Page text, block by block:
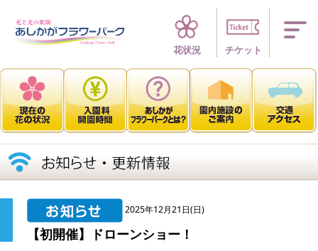
四季折々 花の
花状況 チケット
2025年12月21日(日)
【初開催】ドローンショー！